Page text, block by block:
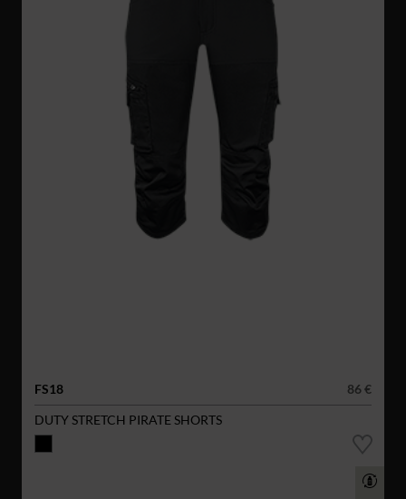
FS18
86 €
DUTY STRETCH PIRATE SHORTS